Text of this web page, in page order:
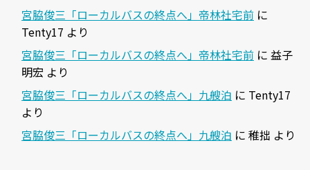
宮脇俊三「ローカルバスの終点へ」帝林社宅前 に
Tenty17 より
宮脇俊三「ローカルバスの終点へ」帝林社宅前 に 益子
明宏 より
宮脇俊三「ローカルバスの終点へ」九艘泊 に Tenty17
より
宮脇俊三「ローカルバスの終点へ」九艘泊 に 稚拙 より